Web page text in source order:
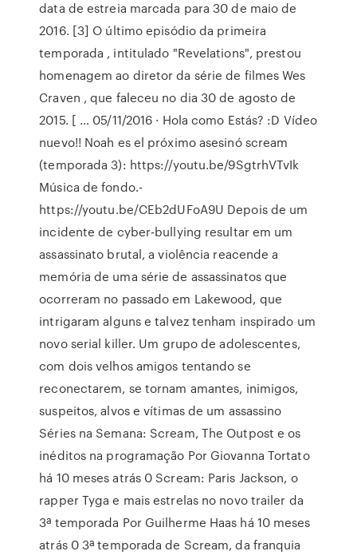
data de estreia marcada para 30 de maio de
2016. [3] O último episódio da primeira
temporada , intitulado "Revelations", prestou
homenagem ao diretor da série de filmes Wes
Craven , que faleceu no dia 30 de agosto de
2015. [ … 05/11/2016 · Hola como Estás? :D Vídeo
nuevo!! Noah es el próximo asesinó scream
(temporada 3): https://youtu.be/9SgtrhVTvIk
Música de fondo.-
https://youtu.be/CEb2dUFoA9U Depois de um
incidente de cyber-bullying resultar em um
assassinato brutal, a violência reacende a
memória de uma série de assassinatos que
ocorreram no passado em Lakewood, que
intrigaram alguns e talvez tenham inspirado um
novo serial killer. Um grupo de adolescentes,
com dois velhos amigos tentando se
reconectarem, se tornam amantes, inimigos,
suspeitos, alvos e vítimas de um assassino
Séries na Semana: Scream, The Outpost e os
inéditos na programação Por Giovanna Tortato
há 10 meses atrás 0 Scream: Paris Jackson, o
rapper Tyga e mais estrelas no novo trailer da
3ª temporada Por Guilherme Haas há 10 meses
atrás 0 3ª temporada de Scream, da franquia